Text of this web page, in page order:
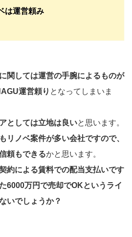
は運営頼み
関しては運営の手腕によるものが
運営頼り となってしまいま
としては立地は良いと思います。
リノベ案件が多い会社ですので、
頼もできるかと思います。
約による賃料での配当支払いです
6000万円で売却でOKというライ
いでしょうか？